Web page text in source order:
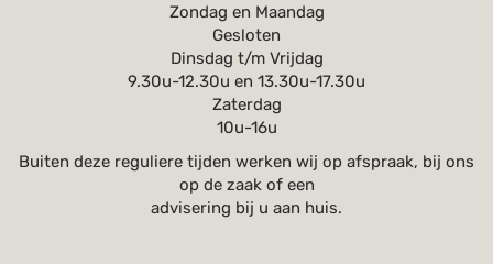
Zondag en Maandag
Gesloten
Dinsdag t/m Vrijdag
9.30u-12.30u en 13.30u-17.30u
Zaterdag
10u-16u
Buiten deze reguliere tijden werken wij op afspraak, bij ons
op de zaak of een
advisering bij u aan huis.